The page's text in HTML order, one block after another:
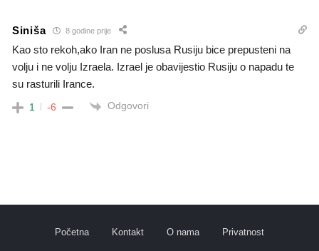
Siniša 8 godine prije
Kao sto rekoh,ako Iran ne poslusa Rusiju bice prepusteni na
volju i ne volju Izraela. Izrael je obavijestio Rusiju o napadu te
su rasturili Irance.
1 -6 Odgovori
Početna Kontakt O nama Privatnost